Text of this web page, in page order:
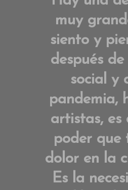
muy
siento y
después
social y
pandemia,
artistas, es
poder que
dolor en la
Es la